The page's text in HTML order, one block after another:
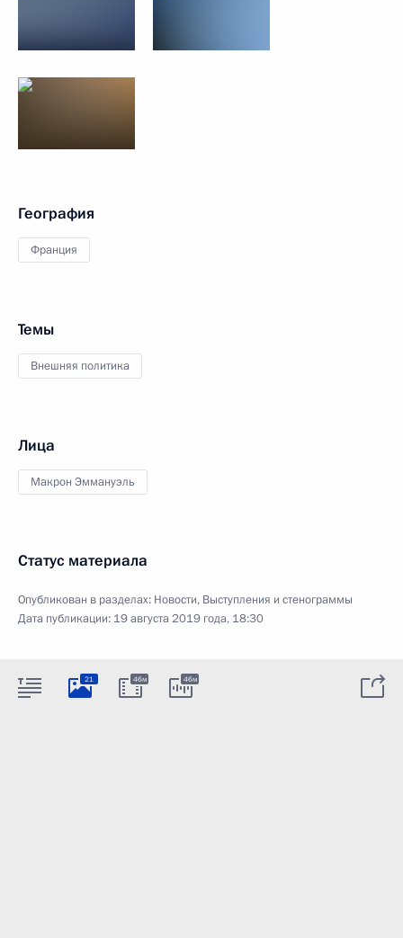
География
Франция
Темы
Внешняя политика
Лица
Макрон Эммануэль
Статус материала
Опубликован в разделах: Новости, Выступления и стенограммы
Дата публикации: 19 августа 2019 года, 18:30
21 46м 46м